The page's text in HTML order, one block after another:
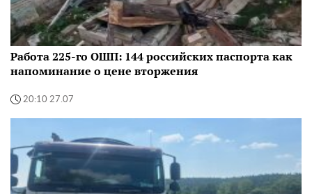
Работа 225-го ОШП: 144 российских паспорта как
напоминание о цене вторжения
20:10 27.07